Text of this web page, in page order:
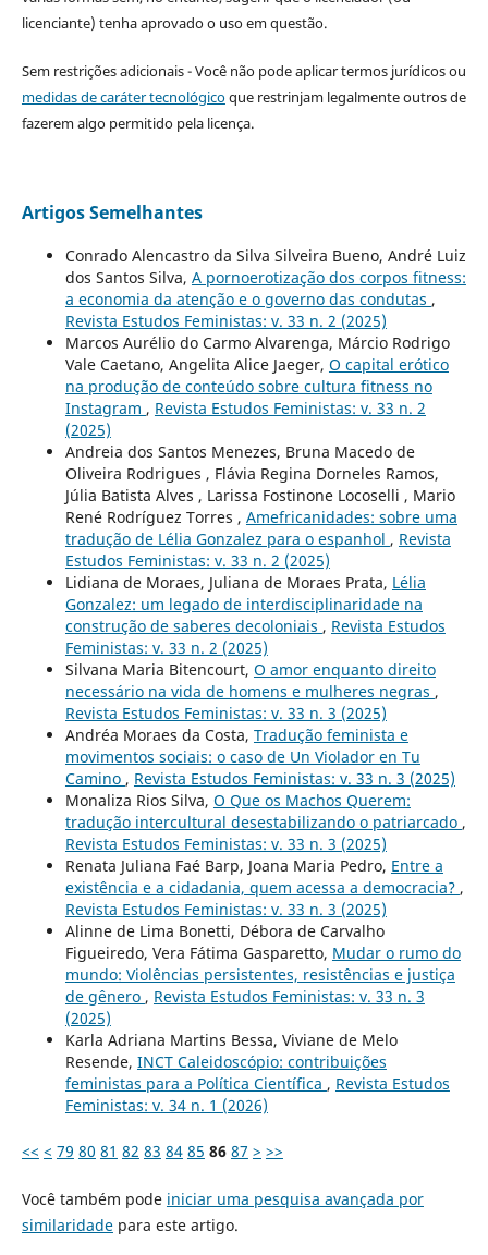
licenciante) tenha aprovado o uso em questão.
Sem restrições adicionais - Você não pode aplicar termos jurídicos ou
medidas de caráter tecnológicoque restrinjam legalmente outros de
fazerem algo permitido pela licença.
Artigos Semelhantes
Conrado Alencastro da Silva Silveira Bueno, André Luiz
dos Santos Silva, A pornoerotização dos corpos fitness:
a economia da atenção e o governo das condutas ,
Revista Estudos Feministas: v. 33 n. 2 (2025)
Marcos Aurélio do Carmo Alvarenga, Márcio Rodrigo
Vale Caetano, Angelita Alice Jaeger, O capital erótico
na produção de conteúdo sobre cultura fitness no
Instagram , Revista Estudos Feministas: v. 33 n. 2
(2025)
Andreia dos Santos Menezes, Bruna Macedo de
Oliveira Rodrigues , Flávia Regina Dorneles Ramos,
Júlia Batista Alves , Larissa Fostinone Locoselli , Mario
René Rodríguez Torres , Amefricanidades: sobre uma
tradução de Lélia Gonzalez para o espanhol , Revista
Estudos Feministas: v. 33 n. 2 (2025)
Lidiana de Moraes, Juliana de Moraes Prata, Lélia
Gonzalez: um legado de interdisciplinaridade na
construção de saberes decoloniais , Revista Estudos
Feministas: v. 33 n. 2 (2025)
Silvana Maria Bitencourt, O amor enquanto direito
necessário na vida de homens e mulheres negras ,
Revista Estudos Feministas: v. 33 n. 3 (2025)
Andréa Moraes da Costa, Tradução feminista e
movimentos sociais: o caso de Un Violador en Tu
Camino , Revista Estudos Feministas: v. 33 n. 3 (2025)
Monaliza Rios Silva, O Que os Machos Querem:
tradução intercultural desestabilizando o patriarcado ,
Revista Estudos Feministas: v. 33 n. 3 (2025)
Renata Juliana Faé Barp, Joana Maria Pedro, Entre a
existência e a cidadania, quem acessa a democracia? ,
Revista Estudos Feministas: v. 33 n. 3 (2025)
Alinne de Lima Bonetti, Débora de Carvalho
Figueiredo, Vera Fátima Gasparetto, Mudar o rumo do
mundo: Violências persistentes, resistências e justiça
de gênero , Revista Estudos Feministas: v. 33 n. 3
(2025)
Karla Adriana Martins Bessa, Viviane de Melo
Resende, INCT Caleidoscópio: contribuições
feministas para a Política Científica , Revista Estudos
Feministas: v. 34 n. 1 (2026)
<< < 79 80 81 82 83 84 85 86 87 > >>
Você também pode iniciar uma pesquisa avançada por
similaridadepara este artigo.